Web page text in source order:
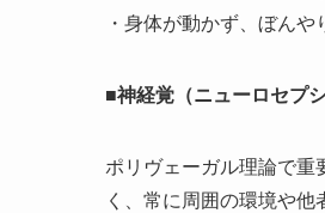
・身体が動かず、ぼん
■神経覚（ニューロセプ
ポリヴェーガル理論で重
く、常に周囲の環境や